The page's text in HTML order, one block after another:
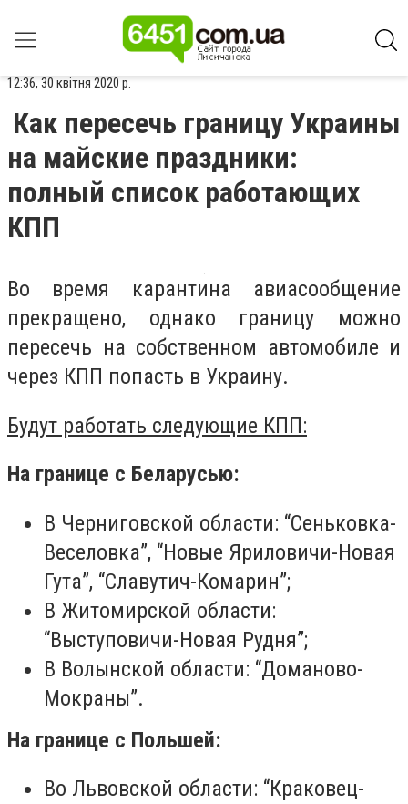
12:36, 30 квітня 2020 р.
Как пересечь границу Украины
на майские праздники:
полный список работающих
КПП
Во время карантина авиасообщение
прекращено, однако границу можно
пересечь на собственном автомобиле и
через КПП попасть в Украину.
Будут работать следующие КПП:
На границе с Беларусью:
В Черниговской области: “Сеньковка-
Веселовка”, “Новые Яриловичи-Новая
Гута”, “Славутич-Комарин”;
В Житомирской области:
“Выступовичи-Новая Рудня”;
В Волынской области: “Доманово-
Мокраны”.
На границе с Польшей:
Во Львовской области: “Краковец-